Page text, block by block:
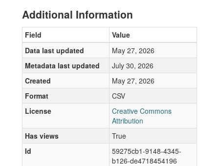
Additional Information
Field
Value
Data last updated
May 27, 2026
Metadata last updated
July 30, 2026
Created
May 27, 2026
Format
CSV
License
Creative Commons
Attribution
Has views
True
Id
59275cb1-9148-4345-
b126-de4718454196